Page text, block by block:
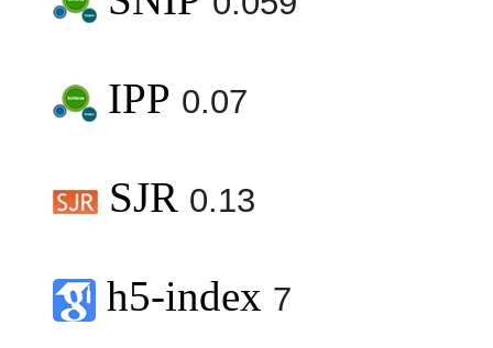
IPP 0.07
SJR 0.13
h5-index 7